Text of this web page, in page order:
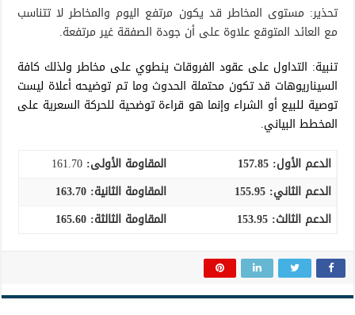
تحذير: مستوى المخاطر قد يكون مرتفع اليوم والمخاطر لا تتناسب
مع العائد المتوقع علاوة على أن جودة الصفقة غير مرتفعة.
تنبية: التداول على عقود الفروقات ينطوي على مخاطر ولذلك كافة
السيناريوهات قد تكون محتملة الحدوث وما تم توضيحه أعلاة ليست
توصية للبيع أو الشراء وإنما هو قراءة توضحية للحركة السعرية على
المخطط البياني.
الدعم الأول: 157.85 المقاومة الأولى:
الدعم الثاني: 155.95 المقاومة الثانية: 163.70
الدعم الثالث:
المقاومة الثالثة: 165.60